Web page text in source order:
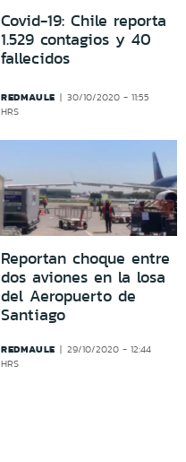
Covid-19: Chile reporta
1.529 contagios y 40
fallecidos
REDMAULE
30/10/2020 - 11:55
HRS
Reportan choque entre
dos aviones en la losa
del Aeropuerto de
Santiago
REDMAULE
29/10/2020 - 12:44
HRS